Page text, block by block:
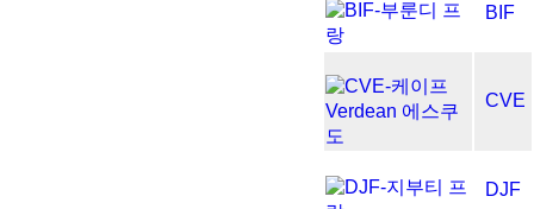
BIF
CVE
DJF